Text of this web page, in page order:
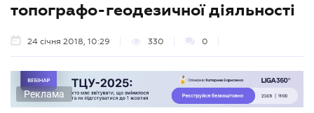
топографо-геодезичної діяльності
24 січня 2018, 10:29 330 0
Реклама